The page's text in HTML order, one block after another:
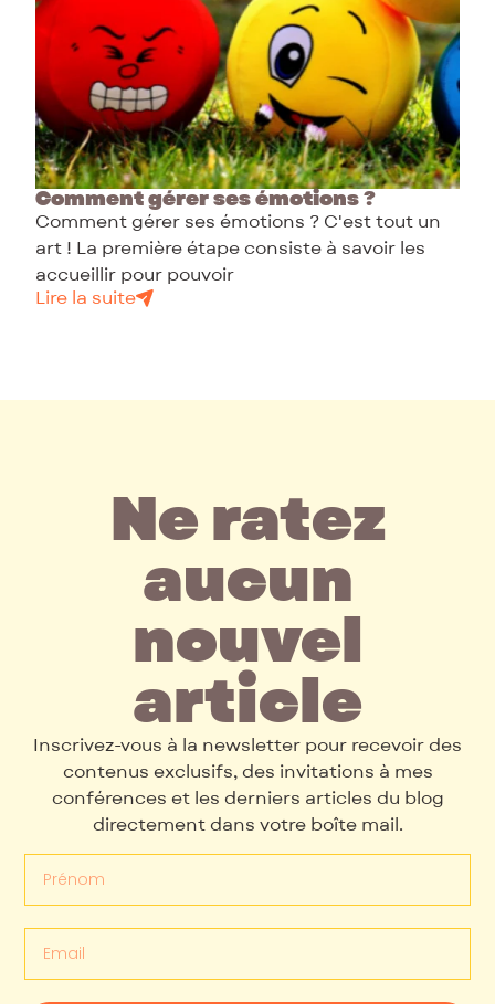
Comment gérer ses émotions ?
Comment gérer ses émotions ? C'est tout un
art ! La première étape consiste à savoir les
accueillir pour pouvoir
Lire la suite
Ne ratez
aucun
nouvel
article
Inscrivez-vous à la newsletter pour recevoir des
contenus exclusifs, des invitations à mes
conférences et les derniers articles du blog
directement dans votre boîte mail.